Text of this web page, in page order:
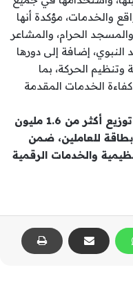
والخدمات، مؤكدة أنها
الحرام، والمشاعر
إضافة إلى دورها
الحركة، بما
الخدمات المقدمة
يُذكر أنه في موسم حج 1446هـ، تم توزيع أكثر من 1.6 مليون
جانب أكثر من 90 ألف بطاقة للعاملين، ضمن
والخدمات الرقمية